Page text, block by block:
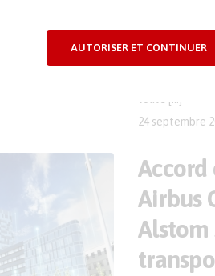
AUTORISER ET CONTINUER
24 septembre
huit mois de
toute […]
Airbus
Alstom